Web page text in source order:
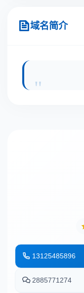
域名简介
13125485896
2885771274